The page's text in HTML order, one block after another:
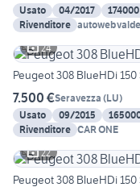
Usato
04/2017
Rivenditore
24
Peugeot 308 BlueHDi 150
7.500 €Seravezza (LU)
Usato
09/2015
Rivenditore CAR ONE
22
Peugeot 308 BlueHDi 150